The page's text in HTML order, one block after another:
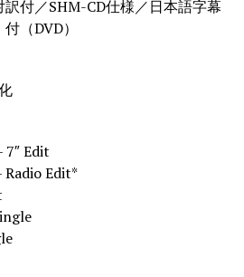
付／SHM-CD仕様／日本語字幕
付（DVD）
7″ Edit
Radio Edit*